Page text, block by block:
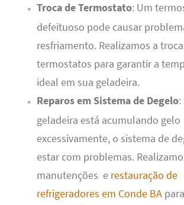
Troca de Termostato: Um
defeituoso pode causar
resfriamento. Realizamos a
termostatos para garantir a
ideal em sua geladeira.
Reparos em Sistema de Degelo:
geladeira está acumulando gelo
excessivamente, o sistema de
estar com problemas.
manutenções e restauração de
refrigeradores em Conde BA